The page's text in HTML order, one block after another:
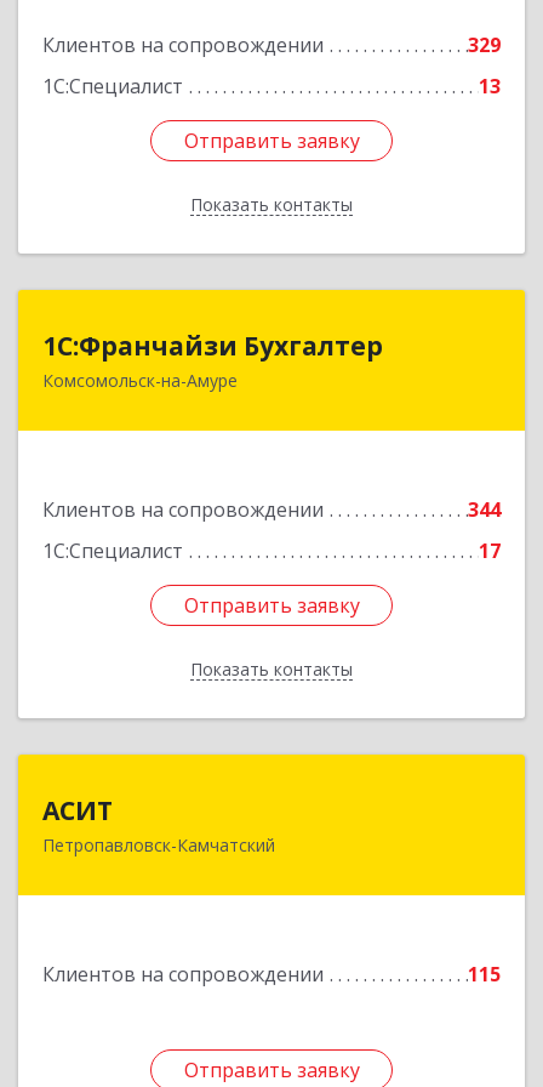
Клиентов на сопровождении
329
1С:Специалист
13
Отправить заявку
Показать контакты
Отправить заявку
Назад
1С:Франчайзи Бухгалтер
Комсомольск-на-Амуре
Клиентов на сопровождении
344
1С:Специалист
17
Отправить заявку
Показать контакты
1С:Франчайзи Бухгалтер
681000, Хабаровский край, Комсомольск-на-
Подробнее
Отправить заявку
Назад
АСИТ
Петропавловск-Камчатский
Клиентов на сопровождении 115
Отправить заявку
683031, Камчатский край, Петропавловск-
Подробнее
Отправить заявку